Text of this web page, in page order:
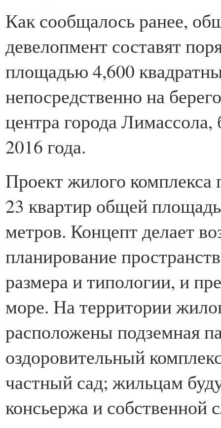
Как сообщалось ранее,
девелопмент составят
площадью 4,600
непосредственно на
центра города
2016 года.
Проект жилого комплекса
23 квартир общей
метров. Концепт делает
планирование
размера и типологии, и
море. На территории
расположены подземная
оздоровительный
частный сад; жильцам
консьержа и собственной